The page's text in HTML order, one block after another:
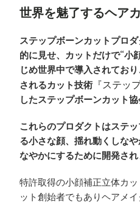
世界を魅了するヘア
ステップボーンカットプロ
的に見せ、カットだけで“小
じめ世界中で導入されてお
されるカット技術 『ステッ
したステップボーンカット協
これらのプロダクトはステ
る小さな顔、揺れ動くしな
なやかにするために開発され
特許取得の小顔補正立体カ
ット創始者でもありヘアメ